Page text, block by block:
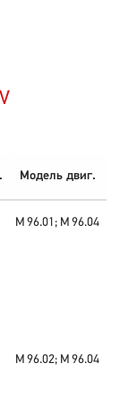
Модель двиг.
M 96.01; M 96.04
M 96.02; M 96.04